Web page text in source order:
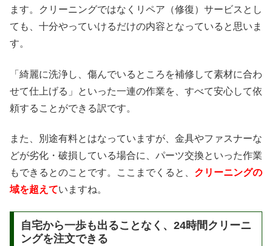
ます。クリーニングではなくリペア（修復）サービスとし
ても、十分やっていけるだけの内容となっていると思いま
す。
「綺麗に洗浄し、傷んでいるところを補修して素材に合わ
せて仕上げる」といった一連の作業を、すべて安心して依
頼することができる訳です。
また、別途有料とはなっていますが、金具やファスナーな
どが劣化・破損している場合に、パーツ交換といった作業
もできるとのことです。ここまでくると、 クリーニングの
域を超えていますね。
自宅から一歩も出ることなく、24時間クリーニ
ングを注文できる